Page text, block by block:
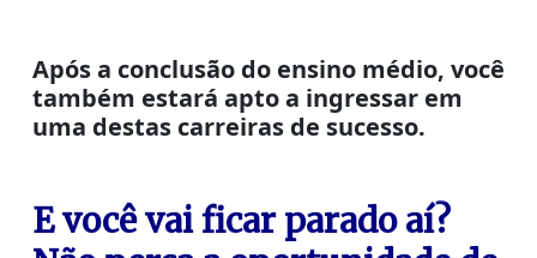
Após a conclusão do ensino médio, você
também estará apto a ingressar em
uma destas carreiras de sucesso.
E você vai ficar parado aí?